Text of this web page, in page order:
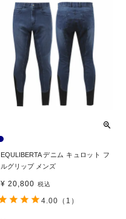
EQULIBERTA デニム キュロット フ
ルグリップ メンズ
¥ 20,800 税込
4.00 （1）